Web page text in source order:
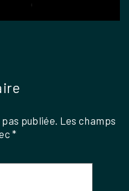
publiée. Les champs
*